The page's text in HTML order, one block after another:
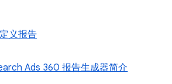
义报告
Ads 360 报告生成器简介